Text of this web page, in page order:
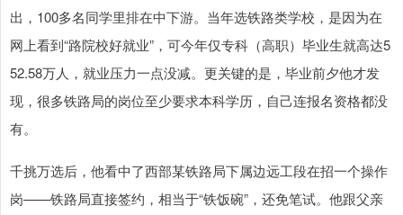
出，100多名同学里排在中下游。当年选铁路类学校，是因为在
网上看到“路院校好就业”，可今年仅专科（高职）毕业生就高达5
52.58万人，就业压力一点没减。更关键的是，毕业前夕他才发
现，很多铁路局的岗位至少要求本科学历，自己连报名资格都没
有。
千挑万选后，他看中了西部某铁路局下属边远工段在招一个操作
岗——铁路局直接签约，相当于“铁饭碗”，还免笔试。他跟父亲